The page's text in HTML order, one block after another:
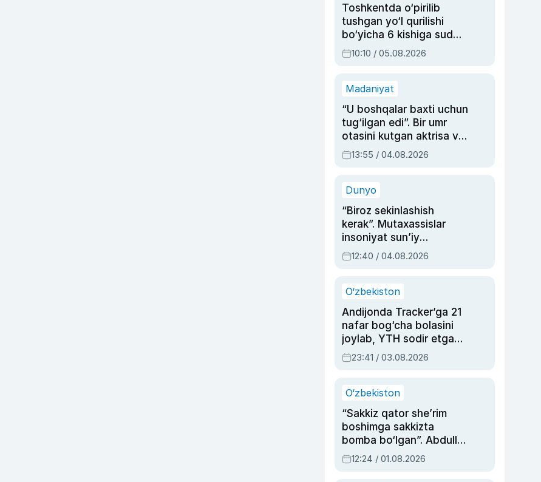
Toshkentda o‘pirilib
tushgan yo‘l qurilishi
bo‘yicha 6 kishiga sud
hukmi o‘qildi
10:10 / 05.08.2026
Madaniyat
“U boshqalar baxti uchun
tug‘ilgan edi”. Bir umr
otasini kutgan aktrisa va
dublyaj ustasi Rimma
Ahmedovaning
13:55 / 04.08.2026
Dunyo
“Biroz sekinlashish
kerak”. Mutaxassislar
insoniyat sun’iy
intellektni boshqara
olmay qolishidan xavotir
12:40 / 04.08.2026
O‘zbekiston
Andijonda Tracker’ga 21
nafar bog‘cha bolasini
joylab, YTH sodir etgan
ayolga sud hukmi o‘qildi
23:41 / 03.08.2026
O‘zbekiston
“Sakkiz qator she’rim
boshimga sakkizta
bomba bo‘lgan”. Abdulla
Oripovni siyosiy
ayblovlardan asrab
12:24 / 01.08.2026